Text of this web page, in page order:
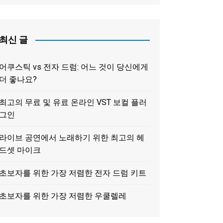
신 글
쿠스틱 vs 전자 드럼: 어느 것이 당신에게
좋나요?
고의 무료 및 유료 온라인 VST 보컬 플러
인
이브 공연에서 노래하기 위한 최고의 헤
셋 마이크
보자를 위한 가장 저렴한 전자 드럼 키트
보자를 위한 가장 저렴한 우쿨렐레